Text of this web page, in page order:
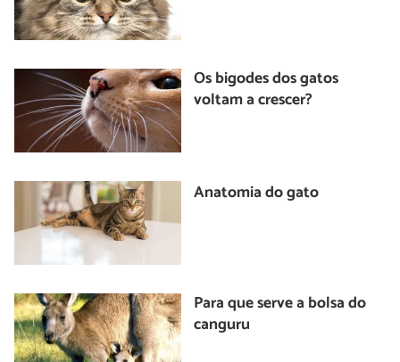
Os bigodes dos gatos
voltam a crescer?
Anatomia do gato
Para que serve a bolsa do
canguru